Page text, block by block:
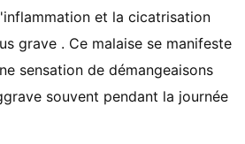
et la cicatrisation
grave . Ce malaise se manifeste
sensation de démangeaisons
souvent pendant la journée